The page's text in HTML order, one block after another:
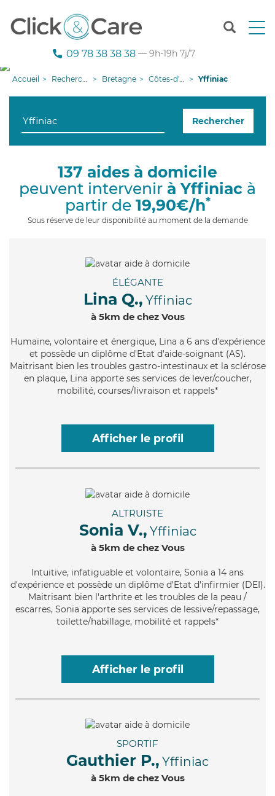
T
n
g
09 78 38 38 38 — 9h-19h 7j/7
Accueil Recherche aide à domicile Bretagne Côtes-d'armor Yffiniac
Rechercher
137 aides à domicile
peuvent intervenir à Yffiniac à
partir de 19,90€/h*
Sous réserve de leur disponibilité au moment de la demande
ÉLÉGANTE
Lina Q., Yffiniac
à 5km de chez Vous
Humaine, volontaire et énergique, Lina a 6 ans d'expérience
et possède un diplôme d'Etat d'aide-soignant (AS).
Maitrisant bien les troubles gastro-intestinaux et la sclérose
en plaque, Lina apporte ses services de lever/coucher,
mobilité, courses/livraison et rappels*
Afficher le profil
ALTRUISTE
Sonia V., Yffiniac
à 5km de chez Vous
Intuitive, infatiguable et volontaire, Sonia a 14 ans
d'expérience et possède un diplôme d'Etat d'infirmier (DEI).
Maitrisant bien l'arthrite et les troubles de la peau /
escarres, Sonia apporte ses services de lessive/repassage,
toilette/habillage, mobilité et rappels*
Afficher le profil
SPORTIF
Gauthier P., Yffiniac
à 5km de chez Vous